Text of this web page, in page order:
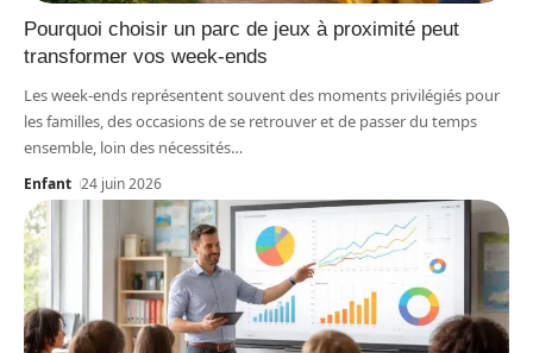
Pourquoi choisir un parc de jeux à proximité peut
transformer vos week-ends
Les week-ends représentent souvent des moments privilégiés pour
les familles, des occasions de se retrouver et de passer du temps
ensemble, loin des nécessités…
Enfant 24 juin 2026